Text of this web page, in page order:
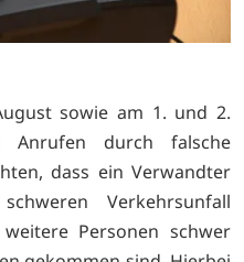
sowie am 1. und 2.
Anrufen durch falsche
dass ein Verwandter
Verkehrsunfall
Personen schwer